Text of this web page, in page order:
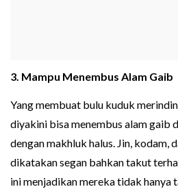
3. Mampu Menembus Alam Gaib
Yang membuat bulu kuduk
diyakini bisa menembus alam gaib
dengan makhluk halus. Jin, kodam,
dikatakan segan bahkan takut
ini menjadikan mereka tidak hanya